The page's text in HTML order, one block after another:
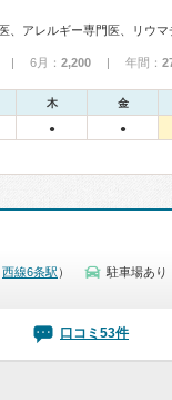
| 6月： 2,200 | 年間：
木 金
● ●
西線6条駅 ） 駐車場あり
口コミ53件